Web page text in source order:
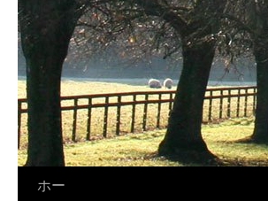
ス
キ
ッ
プ
ホー